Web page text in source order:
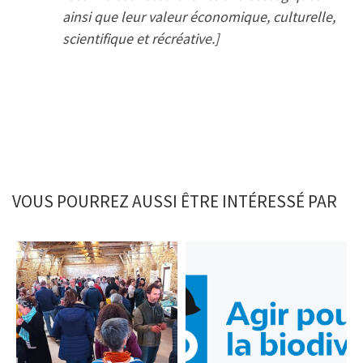
ainsi que leur valeur économique, culturelle,
scientifique et récréative.]
VOUS POURREZ AUSSI ÊTRE INTÉRESSÉ PAR